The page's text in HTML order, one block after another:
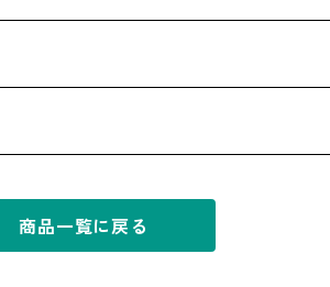
商品一覧に戻る